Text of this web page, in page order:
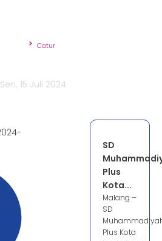
Catur
Sen, 15 Juli 2024
SD
Plus
Kota...
Malang –
SD
Plus Kota